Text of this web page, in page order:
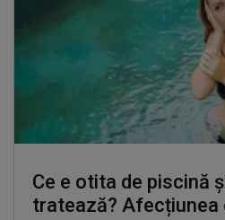
Ce e otita de piscină
tratează? Afecțiunea